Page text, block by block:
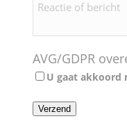
AVG/GDPR
U gaat akkoord
Verzend